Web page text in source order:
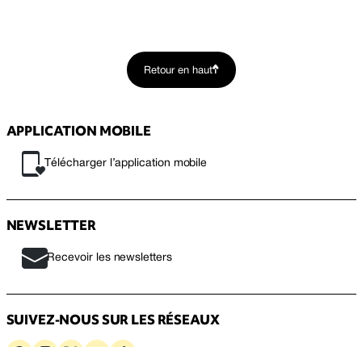
Retour en haut
APPLICATION MOBILE
Télécharger l’application mobile
NEWSLETTER
Recevoir les newsletters
SUIVEZ-NOUS SUR LES RÉSEAUX